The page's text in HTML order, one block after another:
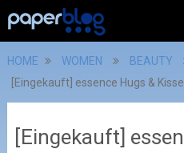
HOME WOMEN
BEAUTY
[Eingekauft] essence Hugs &
[Eingekauft]